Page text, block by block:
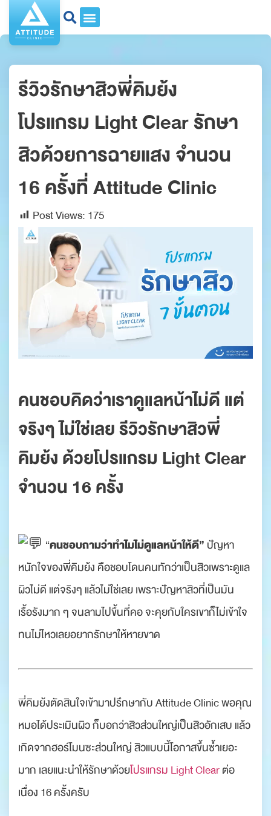
รีวิวรักษาสิวพี่คิมย้ง
โปรแกรม Light Clear รักษา
สิวด้วยการฉายแสง จำนวน
16 ครั้งที่ Attitude Clinic
Post Views: 175
คนชอบคิดว่าเราดูแลหน้าไม่ดี แต่
จริงๆ ไม่ใช่เลยรีวิวรักษาสิวพี่
คิมย้ง ด้วยโปรแกรม Light Clear
จำนวน 16 ครั้ง
“คนชอบถามว่าทำไมไม่ดูแลหน้าให้ดี” ปัญหา
หนักใจของพี่คิมย้ง คือชอบโดนคนทักว่าเป็นสิวเพราะดูแล
ผิวไม่ดี แต่จริงๆ แล้วไม่ใช่เลย เพราะปัญหาสิวที่เป็นมัน
เรื้อรังมาก ๆ จนลามไปขึ้นที่คอ จะคุยกับใครเขาก็ไม่เข้าใจ
ทนไม่ไหวเลยอยากรักษาให้หายขาด
พี่คิมย้งตัดสินใจเข้ามาปรึกษากับ Attitude Clinic พอคุณ
หมอได้ประเมินผิว ก็บอกว่าสิวส่วนใหญ่เป็นสิวอักเสบ แล้ว
เกิดจากฮอร์โมนซะส่วนใหญ่ สิวแบบนี้โอกาสขึ้นซ้ำเยอะ
มาก เลยแนะนำให้รักษาด้วยโปรแกรม Light Clearต่อ
เนื่อง 16 ครั้งครับ